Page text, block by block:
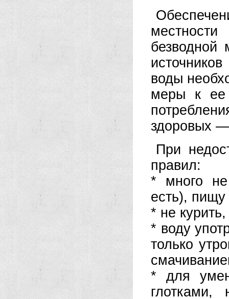
безводной
воды
меры к ее
здоровых
При
правил:
* много
есть),
* не курить,
* воду
только
* для